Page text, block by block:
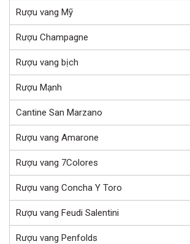
Rượu vang Mỹ
Rượu Champagne
Rượu vang bịch
Rượu Mạnh
Cantine San Marzano
Rượu vang Amarone
Rượu vang 7Colores
Rượu vang Concha Y Toro
Rượu vang Feudi Salentini
Rượu vang Penfolds